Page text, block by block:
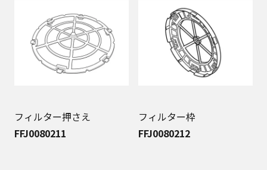
フィルター押さえ
FFJ0080211
フィルター枠
FFJ0080212